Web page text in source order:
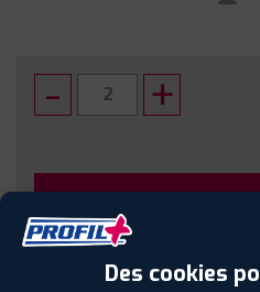
Sous réserve de
Des cookies